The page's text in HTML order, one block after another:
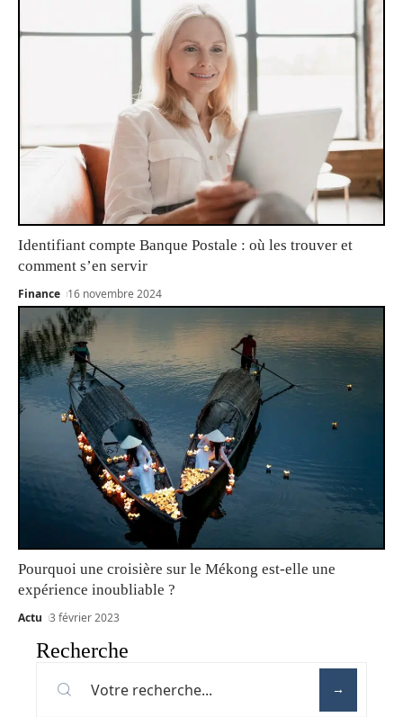
Identifiant compte Banque Postale : où les trouver et
comment s’en servir
Finance 16 novembre 2024
Pourquoi une croisière sur le Mékong est-elle une
expérience inoubliable ?
Actu 3 février 2023
Recherche